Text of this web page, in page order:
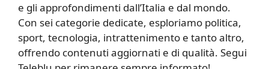
e gli approfondimenti dall’Italia e dal mondo.
Con sei categorie dedicate, esploriamo politica,
sport, tecnologia, intrattenimento e tanto altro,
offrendo contenuti aggiornati e di qualità. Segui